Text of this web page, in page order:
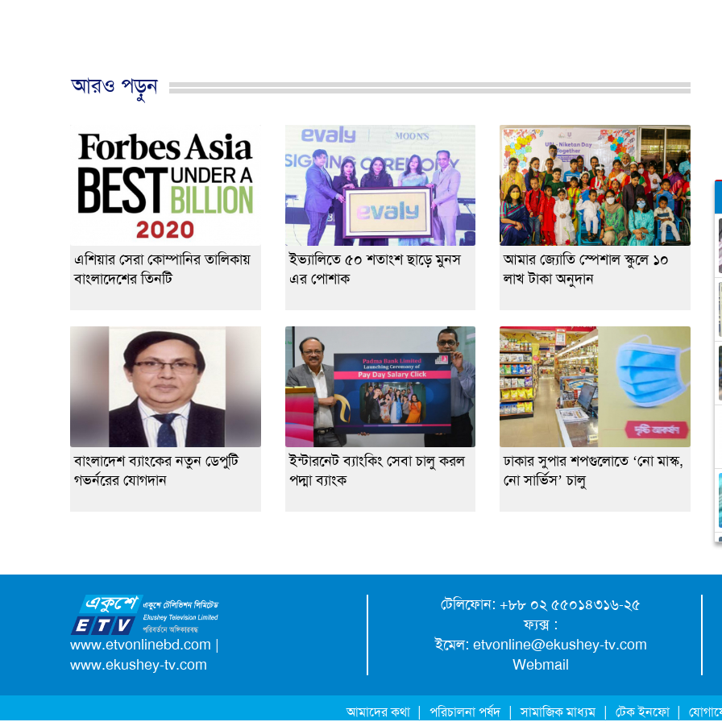
আরও পড়ুন
এশিয়ার সেরা কোম্পানির তালিকায়
বাংলাদেশের তিনটি
ইভ্যালিতে ৫০ শতাংশ ছাড়ে মুনস
এর পোশাক
আমার জ্যোতি স্পেশাল স্কুলে ১০
লাখ টাকা অনুদান
বাংলাদেশ ব্যাংকের নতুন ডেপুটি
গভর্নরের যোগদান
ইন্টারনেট ব্যাংকিং সেবা চালু করল
পদ্মা ব্যাংক
ঢাকার সুপার শপগুলোতে ‘নো মাস্ক,
নো সার্ভিস’ চালু
www.etvonlinebd.com |
www.ekushey-tv.com
টেলিফোন: +৮৮ ০২ ৫৫০১৪৩১৬-২৫
ফ্যক্স :
ইমেল: etvonline@ekushey-tv.com
Webmail
আমাদের কথা | পরিচালনা পর্ষদ | সামাজিক মাধ্যম | টেক ইনফো |